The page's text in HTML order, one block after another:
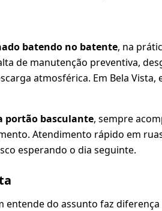
batendo no batente, na
de manutenção preventiva,
atmosférica. Em Bela Vista,
portão basculante, sempre
Atendimento rápido em
esperando o dia seguinte.
entende do assunto faz diferença